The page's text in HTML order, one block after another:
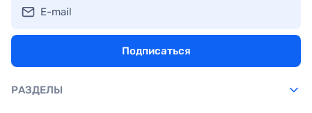
E-mail
Подписаться
РАЗДЕЛЫ